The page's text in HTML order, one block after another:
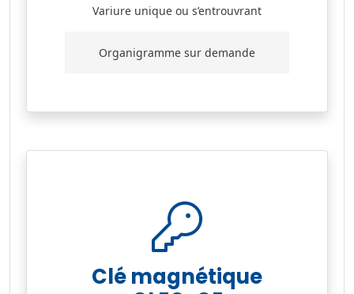
Variure unique ou s’entrouvrant
Organigramme sur demande
Clé magnétique